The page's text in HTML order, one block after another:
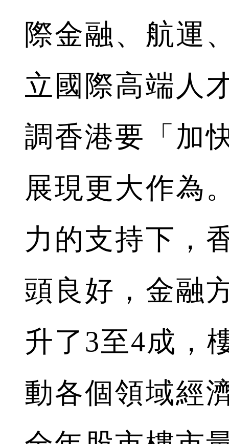
際金融、航運
立國際高端人
調香港要「加
展現更大作為
力的支持下，
頭良好，金融
升了3至4成，
動各個領域經